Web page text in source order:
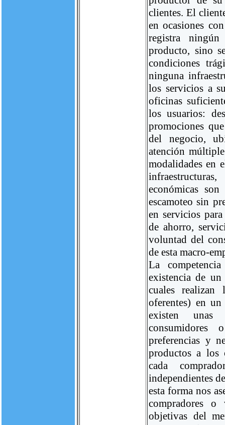
clientes. El
en ocasiones
registra
producto, sino
condiciones
ninguna
los servicios a
oficinas
los usuarios:
promociones
del negocio,
atención
modalidades en
económicas
escamoteo sin
en servicios
de ahorro,
voluntad del
de esta macro-
La
existencia de un
cuales
oferentes) en
existen unas
consumidores
preferencias y
productos a los
cada
independientes
esta forma nos
compradores o
objetivas del